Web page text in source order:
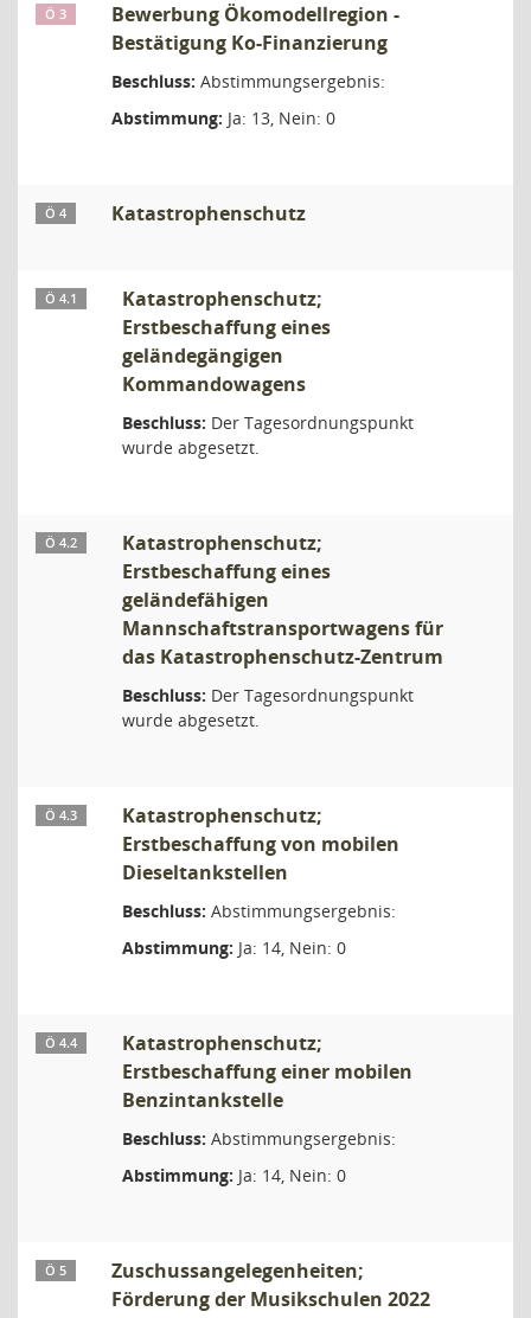
Ö 3
Bewerbung Ökomodellregion -
Bestätigung Ko-Finanzierung
Beschluss: Abstimmungsergebnis:
Abstimmung: Ja: 13, Nein: 0
Ö 4 Katastrophenschutz
Ö 4.1
Katastrophenschutz;
Erstbeschaffung eines
geländegängigen
Kommandowagens
Beschluss: Der Tagesordnungspunkt
wurde abgesetzt.
Ö 4.2
Katastrophenschutz;
Erstbeschaffung eines
geländefähigen
Mannschaftstransportwagens für
das Katastrophenschutz-Zentrum
Beschluss: Der Tagesordnungspunkt
wurde abgesetzt.
Ö 4.3
Katastrophenschutz;
Erstbeschaffung von mobilen
Dieseltankstellen
Beschluss: Abstimmungsergebnis:
Abstimmung: Ja: 14, Nein: 0
Ö 4.4
Katastrophenschutz;
Erstbeschaffung einer mobilen
Benzintankstelle
Beschluss: Abstimmungsergebnis:
Abstimmung: Ja: 14, Nein: 0
Ö 5
Zuschussangelegenheiten;
Förderung der Musikschulen 2022